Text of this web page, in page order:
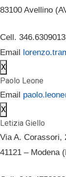
83100 Avellino
Cell. 346.6309013
Email
X
Paolo Leone
Email
X
Letizia Giello
Via A. Corassori,
41121 – Modena